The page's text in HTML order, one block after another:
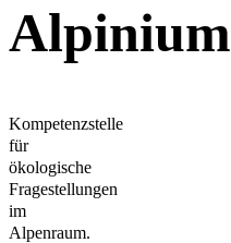
Alpinium
Kompetenzstelle
für
ökologische
Fragestellungen
im
Alpenraum.